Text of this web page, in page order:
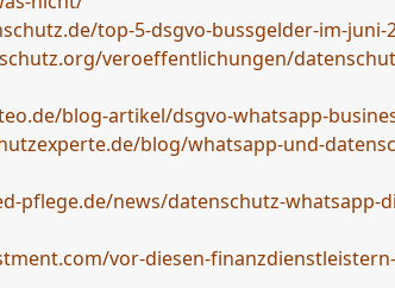
top-5-dsgvo-bussgelder-im-juni-
veroeffentlichungen/
blog-artikel/dsgvo-whatsapp-
blog/whatsapp-und-
pflege.de/news/datenschutz-whatsapp-
vor-diesen-